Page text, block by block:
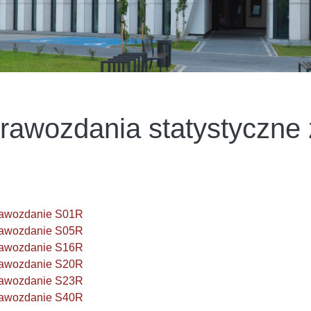
statystyczne
S01R
S05R
S16R
S20R
S23R
S40R